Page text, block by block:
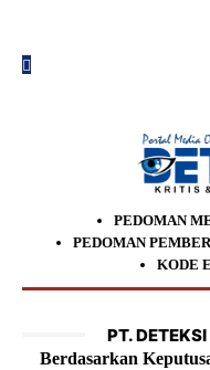
PEDOMAN
PEDOMAN
KODE
PT.
Berdasarkan